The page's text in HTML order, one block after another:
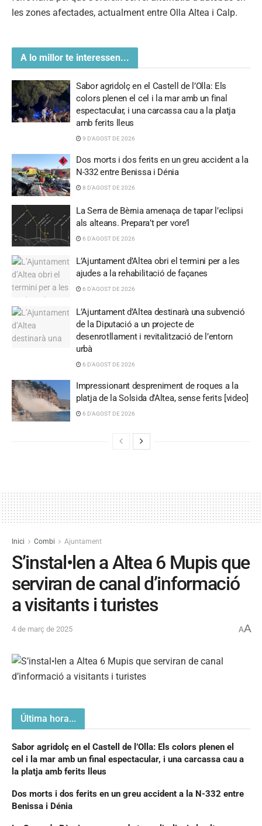
les zones afectades, actualment entre Olla Altea i Calp.
A lo millor te interessen...
Sabor agridolç en el Castell de l’Olla: Els
colors plenen el cel i la mar amb un final
espectacular, i una carcassa cau a la platja
amb ferits lleus
9 D'AGOST DE 2026
Dos morts i dos ferits en un greu accident a la
N-332 entre Benissa i Dénia
8 D'AGOST DE 2026
La Serra de Bèrnia amenaça de tapar l’eclipsi
als alteans. Prepara’t per vore’l
6 D'AGOST DE 2026
L’Ajuntament d’Altea obri el termini per a les
ajudes a la rehabilitació de façanes
6 D'AGOST DE 2026
L’Ajuntament d’Altea destinarà una subvenció
de la Diputació a un projecte de
desenrotllament i revitalització de l’entorn
urbà
6 D'AGOST DE 2026
Impressionant despreniment de roques a la
platja de la Solsida d’Altea, sense ferits [video]
6 D'AGOST DE 2026
Inici Combi Ajuntament
S’instal•len a Altea 6 Mupis que
serviran de canal d’informació
a visitants i turistes
4 de març de 2025 AA
Última hora...
Sabor agridolç en el Castell de l’Olla: Els colors plenen el
cel i la mar amb un final espectacular, i una carcassa cau a
la platja amb ferits lleus
Dos morts i dos ferits en un greu accident a la N-332 entre
Benissa i Dénia